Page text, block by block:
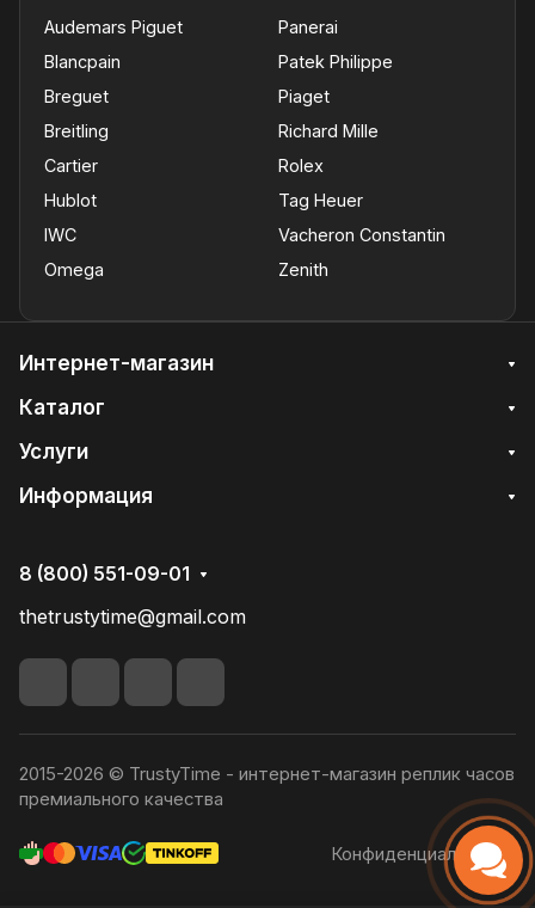
Audemars Piguet
Blancpain
Breguet
Breitling
Cartier
Hublot
IWC
Omega
Panerai
Patek Philippe
Piaget
Richard Mille
Rolex
Tag Heuer
Vacheron Constantin
Zenith
Интернет-магазин
Каталог
Услуги
Информация
8 (800) 551-09-01
thetrustytime@gmail.com
2015-2026 © TrustyTime - интернет-магазин реплик часов
премиального качества
Конфиденциальность